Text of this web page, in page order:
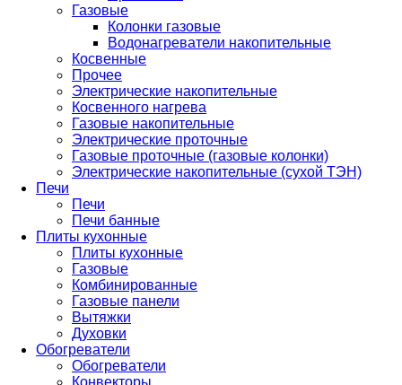
Газовые
Колонки газовые
Водонагреватели накопительные
Косвенные
Прочее
Электрические накопительные
Косвенного нагрева
Газовые накопительные
Электрические проточные
Газовые проточные (газовые колонки)
Электрические накопительные (сухой ТЭН)
Печи
Печи
Печи банные
Плиты кухонные
Плиты кухонные
Газовые
Комбинированные
Газовые панели
Вытяжки
Духовки
Обогреватели
Обогреватели